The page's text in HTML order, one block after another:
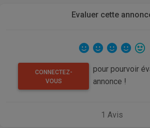
Evaluer cette
CONNECTEZ-
VOUS
pour pourvoir
annonce !
1 Avis